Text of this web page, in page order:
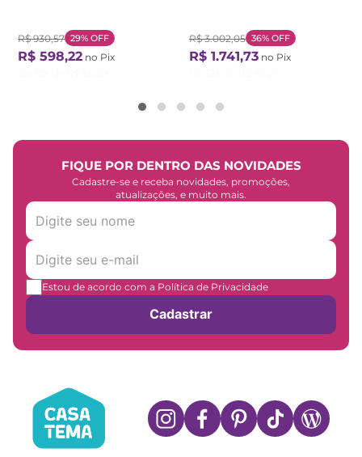
R$ 930,57 29% OFF
R$ 598,22 no Pix
Natural/Branco
R$ 3.002,05 36% OFF
R$ 1.741,73 no Pix
FIQUE POR DENTRO DAS NOVIDADES
Cadastre-se e receba novidades, promoções,
atualizações, e muito mais.
Estou de acordo com a Política de Privacidade
Cadastrar